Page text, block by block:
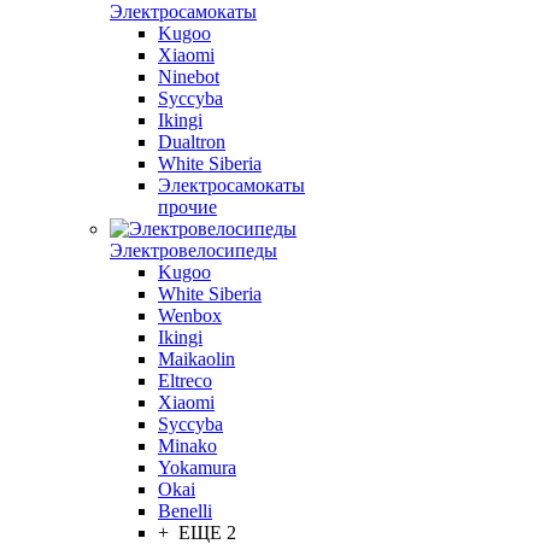
Электросамокаты
Kugoo
Xiaomi
Ninebot
Syccyba
Ikingi
Dualtron
White Siberia
Электросамокаты
прочие
Электровелосипеды
Kugoo
White Siberia
Wenbox
Ikingi
Maikaolin
Eltreco
Xiaomi
Syccyba
Minako
Yokamura
Okai
Benelli
+ ЕЩЕ 2